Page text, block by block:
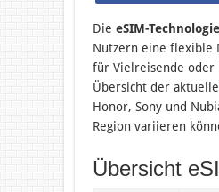
Die eSIM-Technologie
Nutzern eine flexible
für Vielreisende oder
Übersicht der
Honor, Sony und
Region variieren
Übersicht